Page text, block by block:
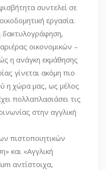
συντελεί σε
εργασία.
οικονομικών –
η ανάγκη εκμάθησης
γίνεται ακόμη πιο
η χώρα μας, ως μέλος
πολλαπλασιάσει τις
στην αγγλική
πιστοποιητικών
και «Αγγλική
αντίστοιχα,